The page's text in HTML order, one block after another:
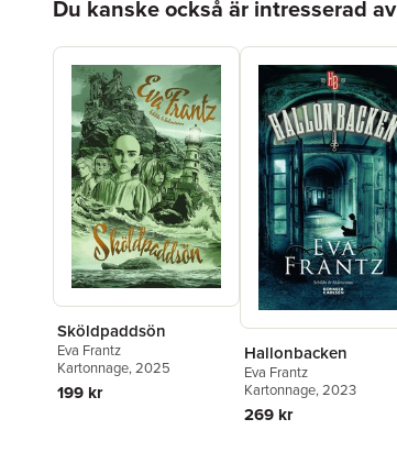
Du kanske också är intresserad av
Sköldpaddsön
Eva Frantz
Kartonnage, 2025
199 kr
Hallonbacken
Eva Frantz
Kartonnage, 2023
269 kr